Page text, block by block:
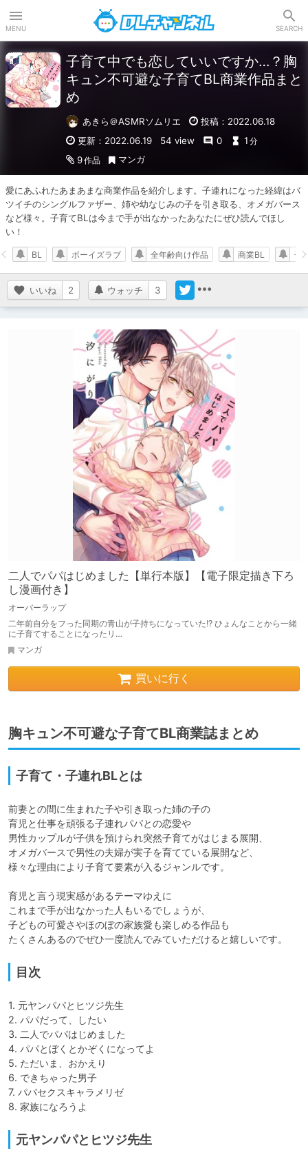
MENU SEARCH
子育て中でも恋していいですか…？胸
キュン不可避な子育てBL商業作品まと
め
あきら＠ASMRソムリエ
投稿：2022.06.18
更新：2022.06.19
54 view 0 1 分
9作品 マンガ
愛にあふれたあまあまな商業作品を紹介します。子連れになった経緯はバ
ツイチのシングルファザー、姉や幼なじみの子を引き取る、オメガバース
など様々。子育てBLは今まで手が出なかったあなたにぜひ読んでほし
い！
いいね 2 ウォッチ 3
BL ボーイズラブ 全年齢向け作品 商業BL 子
二人でパパはじめました【単行本版】【電子限定描き下ろ
し漫画付き】
オーバーラップ
二年前自分をフった同期の青山が子持ちになっていた!? ひょんなことから一緒
に子育てすることになったリ…
マンガ
買いに行く
胸キュン不可避な子育てBL商業誌まとめ
子育て・子連れBLとは
前妻との間に生まれた子や引き取った姉の子の
育児と仕事を頑張る子連れパパとの恋愛や
男性カップルが子供を預けられ突然子育てがはじまる展開、
オメガバースで男性の夫婦が実子を育てている展開など、
様々な理由により子育て要素が入るジャンルです。
育児と言う現実感があるテーマゆえに
これまで手が出なかった人もいるでしょうが、
子どもの可愛さやほのぼの家族愛も楽しめる作品も
たくさんあるのでぜひ一度読んでみていただけると嬉しいです。
目次
1. 元ヤンパパとヒツジ先生
2. パパだって、したい
3. 二人でパパはじめました
4. パパとぼくとかぞくになってよ
5. ただいま、おかえり
6. できちゃった男子
7. パパセクスキャラメリゼ
8. 家族になろうよ
元ヤンパパとヒツジ先生